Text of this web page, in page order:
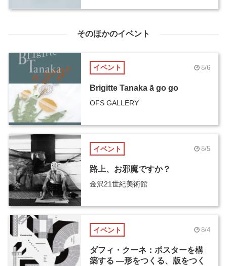
そのほかのイベント
イベント 8/6
Brigitte Tanaka ā go go
OFS GALLERY
イベント 8/5
路上、お邪魔ですか？
金沢21世紀美術館
イベント 8/4
ダフィ・クーネ：ポスターを構
築する ―形をつくる、版をつく